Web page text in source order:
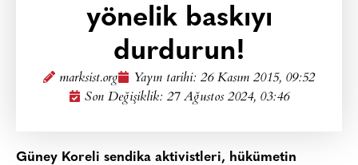
yönelik baskıyı
durdurun!
marksist.org Yayın tarihi: 26 Kasım 2015, 09:52
Son Değişiklik: 27 Ağustos 2024, 03:46
Güney Koreli sendika aktivistleri, hükümetin